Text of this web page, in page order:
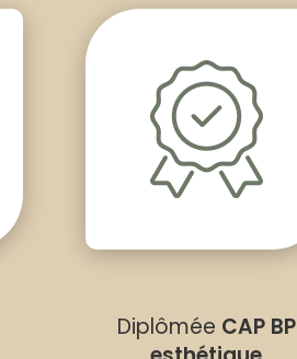
Diplômée CAP BP